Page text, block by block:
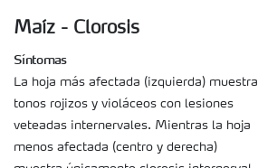
Maíz - Clorosis
Síntomas
La hoja más afectada (izquierda) muestra
tonos rojizos y violáceos con lesiones
veteadas internervales. Mientras la hoja
menos afectada (centro y derecha)